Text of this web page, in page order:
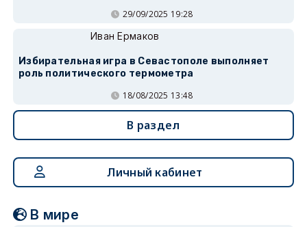
29/09/2025 19:28
Иван Ермаков
Избирательная игра в Севастополе выполняет
роль политического термометра
18/08/2025 13:48
В раздел
Личный кабинет
В мире